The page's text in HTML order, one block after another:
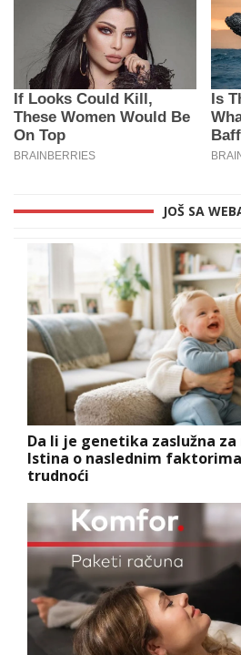
JOŠ SA
Da li je genetika zaslužna
Istina o naslednim
trudnoći